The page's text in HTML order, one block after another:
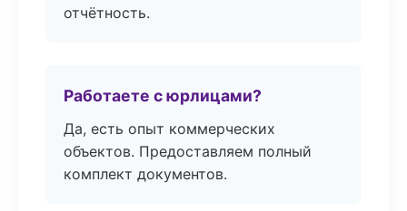
отчётность.
Работаете с юрлицами?
Да, есть опыт коммерческих
объектов. Предоставляем полный
комплект документов.